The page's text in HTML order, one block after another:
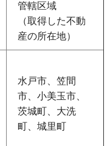
管轄区域
（取得した不動
産の所在地）
水戸市、笠間
市、小美玉市、
茨城町、大洗
町、城里町